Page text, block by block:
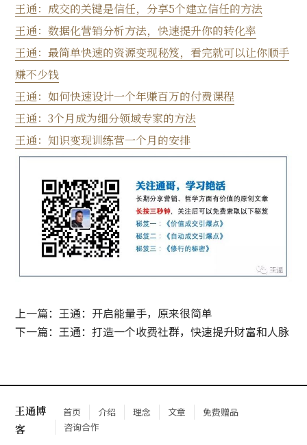
王通：成交的关键是信任，分享5个建立信任的方法
王通：数据化营销分析方法，快速提升你的转化率
王通：最简单快速的资源变现秘笈，看完就可以让你顺手
赚不少钱
王通：如何快速设计一个年赚百万的付费课程
王通：3个月成为细分领域专家的方法
王通：知识变现训练营一个月的安排
上一篇：王通：开启能量手，原来很简单
下一篇：王通：打造一个收费社群，快速提升财富和人脉
王通博
客
首页 介绍 理念 文章
免费赠品
咨询合作